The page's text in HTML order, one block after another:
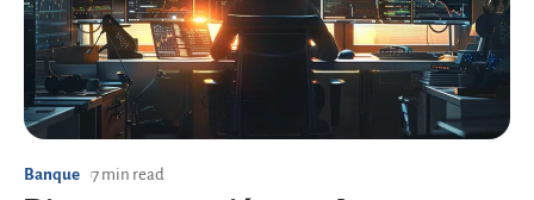
Banque 7 min read